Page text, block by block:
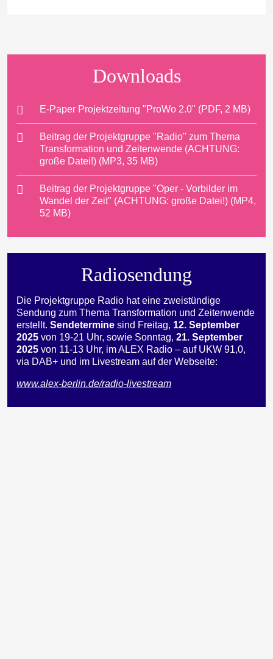
Downloads
E-Paper Projektzeitung "ProWo 2.0" (PDF, 2 MB)
Beitrag der Projektgruppe "Radio" zum Thema
Transformation und Zeitenwende (ACHTUNG:
große Datei!) (MP3, 35 MB)
Beitrag der Projektgruppe "Oper - Vorbilder im
Wandel der Zeit" (ACHTUNG: große Datei!) (MP4,
52 MB)
Radiosendung
Die Projektgruppe Radio hat eine zweistündige
Sendung zum Thema Transformation und Zeitenwende
erstellt. Sendetermine sind Freitag, 12. September
2025 von 19-21 Uhr, sowie Sonntag, 21. September
2025 von 11-13 Uhr, im ALEX Radio – auf UKW 91,0,
via DAB+ und im Livestream auf der Webseite:
www.alex-berlin.de/radio-livestream